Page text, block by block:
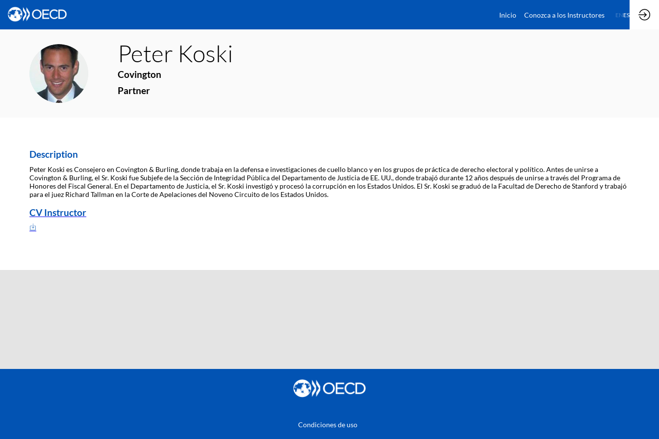
Inicio Conozca a los Instructores ENES
PK
Peter Koski
Covington
Partner
Description
Peter Koski es Consejero en Covington & Burling, donde trabaja en la defensa e investigaciones de cuello blanco y en los grupos de práctica de derecho electoral y político. Antes de unirse a
Covington & Burling, el Sr. Koski fue Subjefe de la Sección de Integridad Pública del Departamento de Justicia de EE. UU., donde trabajó durante 12 años después de unirse a través del Programa de
Honores del Fiscal General. En el Departamento de Justicia, el Sr. Koski investigó y procesó la corrupción en los Estados Unidos. El Sr. Koski se graduó de la Facultad de Derecho de Stanford y trabajó
para el juez Richard Tallman en la Corte de Apelaciones del Noveno Circuito de los Estados Unidos.
CV Instructor
Condiciones de uso